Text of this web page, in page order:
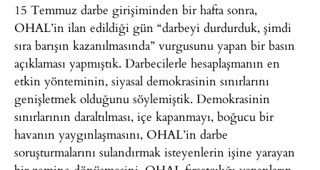
15 Temmuz darbe girişiminden bir hafta sonra,
OHAL’in ilan edildiği gün “darbeyi durdurduk, şimdi
sıra barışın kazanılmasında” vurgusunu yapan bir basın
açıklaması yapmıştık. Darbecilerle hesaplaşmanın en
etkin yönteminin, siyasal demokrasinin sınırlarını
genişletmek olduğunu söylemiştik. Demokrasinin
sınırlarının daraltılması, içe kapanmayı, boğucu bir
havanın yaygınlaşmasını, OHAL’in darbe
soruşturmalarını sulandırmak isteyenlerin işine yarayan